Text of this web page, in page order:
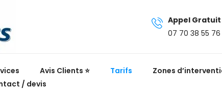
Appel Gratuit
07 70 38 55 76
Avis Clients ⭐ Tarifs
Zones
/ devis